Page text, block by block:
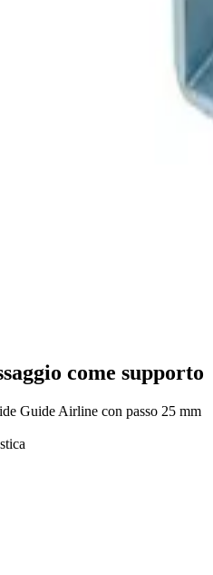
come supporto
Guide Airline con passo 25 mm